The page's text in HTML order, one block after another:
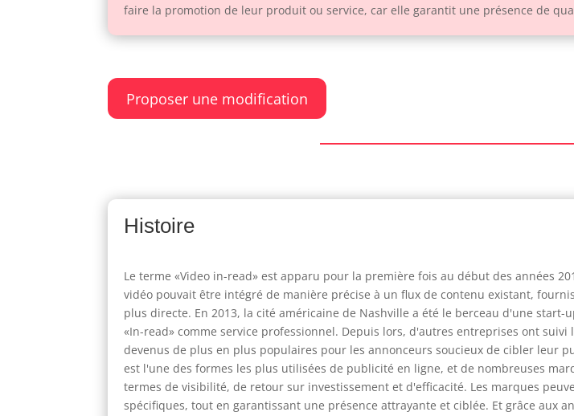
faire la promotion de leur produit ou service, car elle garantit une présence de
Proposer une modification
Histoire
Le terme «Video in-read» est apparu pour la première fois au début des années
vidéo pouvait être intégré de manière précise à un flux de contenu existant,
plus directe. En 2013, la cité américaine de Nashville a été le berceau d'une
«In-read» comme service professionnel. Depuis lors, d'autres entreprises ont
devenus de plus en plus populaires pour les annonceurs soucieux de cibler leur
est l'une des formes les plus utilisées de publicité en ligne, et de nombreuses
termes de visibilité, de retour sur investissement et d'efficacité. Les marques
spécifiques, tout en garantissant une présence attrayante et ciblée. Et grâce aux